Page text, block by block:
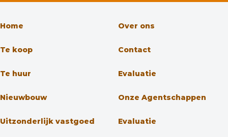
Home
Te koop
Te huur
Nieuwbouw
Uitzonderlijk vastgoed
Over ons
Contact
Evaluatie
Onze Agentschappen
Evaluatie